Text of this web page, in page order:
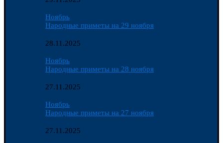
Ноябрь
Народные приметы на 29 ноября
28.11.2025
Ноябрь
Народные приметы на 28 ноября
27.11.2025
Ноябрь
Народные приметы на 27 ноября
27.11.2025